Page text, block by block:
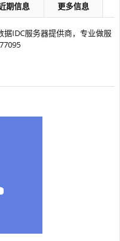
期信息 更多信息
据IDC服务器提供商，专业做服